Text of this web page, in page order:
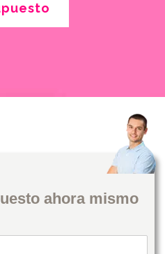
ahora mismo